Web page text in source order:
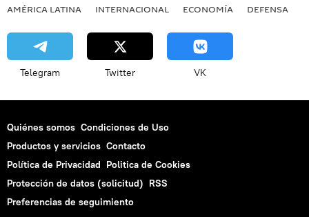
AMÉRICA LATINA INTERNACIONAL ECONOMÍA DEFENSA
Telegram Twitter VK
Quiénes somos Condiciones de Uso
Productos y servicios Contacto
Política de Privacidad Politica de Cookies
Protección de datos (solicitud) RSS
Preferencias de seguimiento